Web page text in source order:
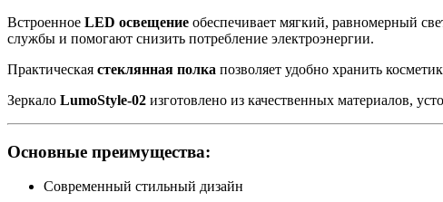
Встроенное LED освещение обеспечивает мягкий, равномерный
службы и помогают снизить потребление электроэнергии.
Практическая стеклянная полка позволяет удобно хранить
Зеркало LumoStyle-02 изготовлено из качественных материалов,
Основные преимущества:
Современный стильный дизайн